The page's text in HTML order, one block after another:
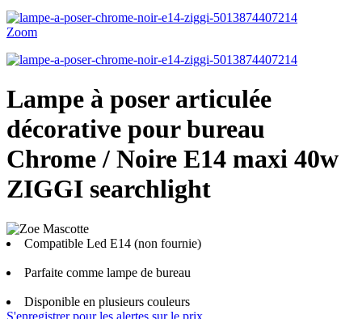
Zoom
Lampe à poser articulée
décorative pour bureau
Chrome / Noire E14 maxi 40w
ZIGGI searchlight
Compatible Led E14 (non fournie)
Parfaite comme lampe de bureau
Disponible en plusieurs couleurs
S'enregistrer pour les alertes sur le prix